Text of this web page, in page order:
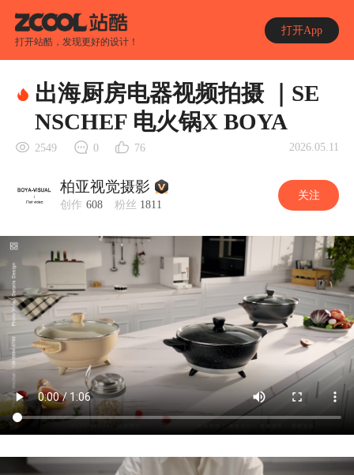
打开站酷，发现更好的设计！
打开App
出海厨房电器视频拍摄 ｜SE
NSCHEF 电火锅X BOYA
2549 0 76 2026.05.11
柏亚视觉摄影
创作 608 粉丝 1811
关注